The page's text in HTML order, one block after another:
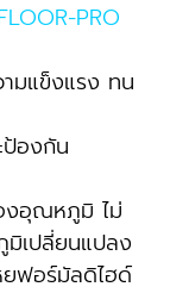
PRO
มแข็งแรง ทน
องกัน
งอุณหภูมิ ไม่
เปลี่ยนแปลง
ยฟอร์มัลดิไฮด์